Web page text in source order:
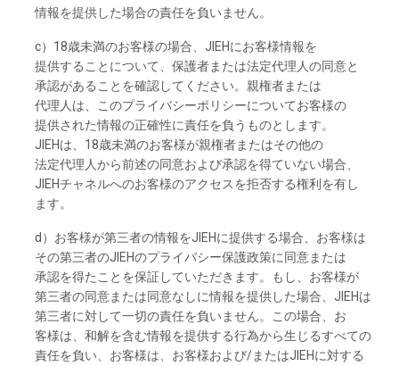
情報を提供した場合の責任を負いません。
c）18歳未満のお客様の場合、 JIEHにお客様情報を
提供することについて、 保護者または法定代理人の同意と
承認があることを確認してください。 親権者または
代理人は、このプライバシーポリシーについてお客様の
提供さ れた情報の正確性に責任を負うものとします。
JIEHは、 18歳未満のお客様が親権者またはその他の
法定代理人から前述の同意および承認を得ていない場合、
JIEHチャネルへのお客様のアクセスを拒否する権利を有し
ます。
d）お客様が第三者の情報をJIEHに提供する場合、 お客様は
その第三者のJIEHのプライバシー保護政策に 同意または
承認を得たことを保証していただきます。もし、 お客様が
第三者の同意または同意なしに情報を提供した場合、 JIEHは
第三者に対して一切の責任を負いません。この場合、 お
客様は、 和解を含む情報を提供する行為から生じるすべての
責任を負い、お客様は、お客様および/またはJIEHに対する